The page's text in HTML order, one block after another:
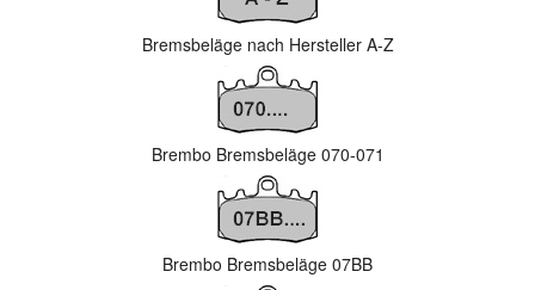
Bremsbeläge nach Hersteller A-Z
Brembo Bremsbeläge 070-071
Brembo Bremsbeläge 07BB